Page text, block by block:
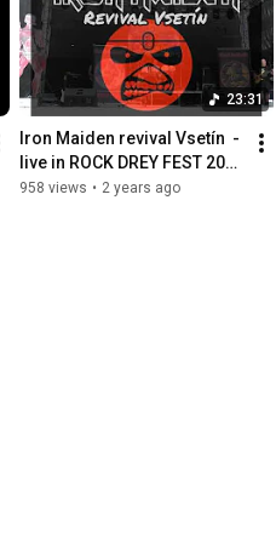
23:31
Iron Maiden revival Vsetín  -
live in ROCK DREY FEST 2023
- part I
958 views • 2 years ago